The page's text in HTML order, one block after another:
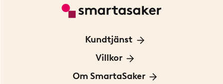
Kundtjänst
Kontakta oss
För Företag
Villkor
Frakt och leverans
Om SmartaSaker